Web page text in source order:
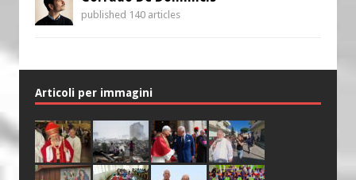
published 140 articles
Articoli per immagini